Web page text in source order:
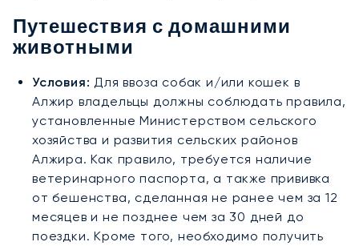
Путешествия с домашними
животными
Условия: Для ввоза собак и/или кошек в
Алжир владельцы должны соблюдать правила,
установленные Министерством сельского
хозяйства и развития сельских районов
Алжира. Как правило, требуется наличие
ветеринарного паспорта, а также прививка
от бешенства, сделанная не ранее чем за 12
месяцев и не позднее чем за 30 дней до
поездки. Кроме того, необходимо получить